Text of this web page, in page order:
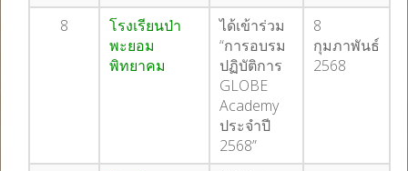
8
โรงเรียนป่า
พะยอม
พิทยาคม
ได้เข้าร่วม
“การอบรม
ปฏิบัติการ
GLOBE
Academy
ประจำปี
2568”
8
กุมภาพันธ์
2568